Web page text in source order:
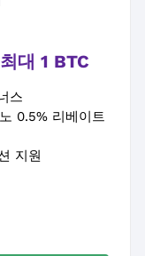
대 1 BTC
스
0.5% 리베이트
지원